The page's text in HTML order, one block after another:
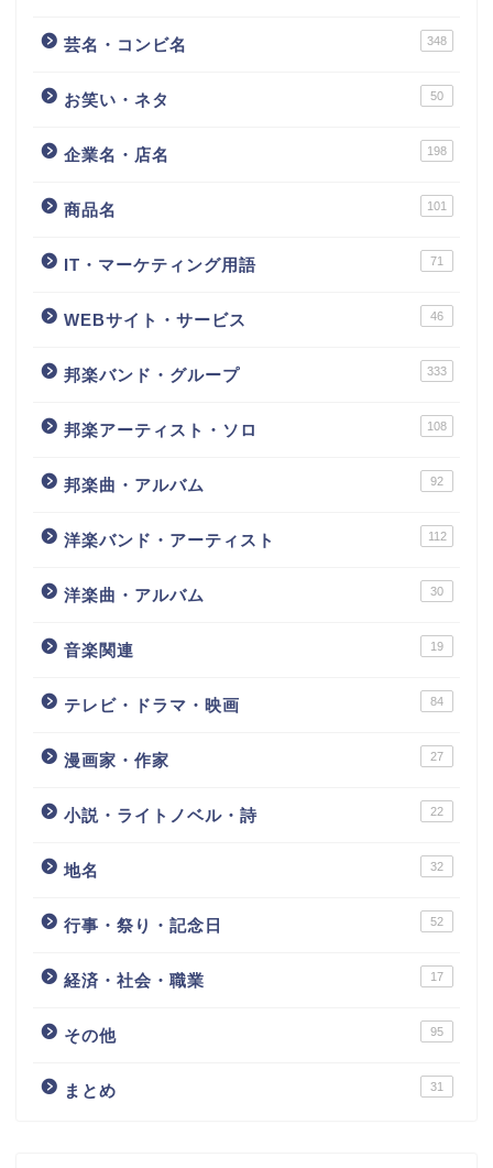
芸名・コンビ名 348
お笑い・ネタ 50
企業名・店名 198
商品名 101
IT・マーケティング用語 71
WEBサイト・サービス 46
邦楽バンド・グループ 333
邦楽アーティスト・ソロ 108
邦楽曲・アルバム 92
洋楽バンド・アーティスト 112
洋楽曲・アルバム 30
音楽関連 19
テレビ・ドラマ・映画 84
漫画家・作家 27
小説・ライトノベル・詩 22
地名 32
行事・祭り・記念日 52
経済・社会・職業 17
その他 95
まとめ 31